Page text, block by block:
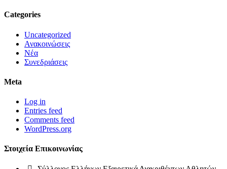
Categories
Uncategorized
Ανακοινώσεις
Νέα
Συνεδριάσεις
Meta
Log in
Entries feed
Comments feed
WordPress.org
Στοιχεία Επικοινωνίας